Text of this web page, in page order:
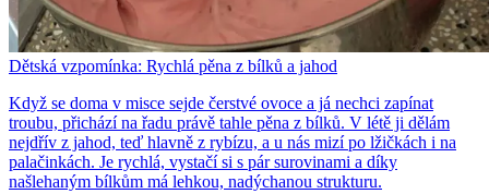
Dětská vzpomínka: Rychlá pěna z bílků a jahod
Když se doma v misce sejde čerstvé ovoce a já nechci zapínat
troubu, přichází na řadu právě tahle pěna z bílků. V létě ji dělám
nejdřív z jahod, teď hlavně z rybízu, a u nás mizí po lžičkách i na
palačinkách. Je rychlá, vystačí si s pár surovinami a díky
našlehaným bílkům má lehkou, nadýchanou strukturu.